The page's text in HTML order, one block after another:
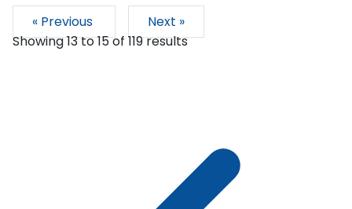
« Previous
Next »
Showing13to15of 119results